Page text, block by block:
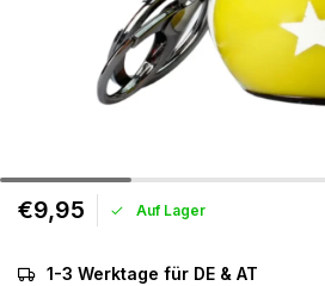
€9,95 Auf Lager
1-3 Werktage für DE & AT